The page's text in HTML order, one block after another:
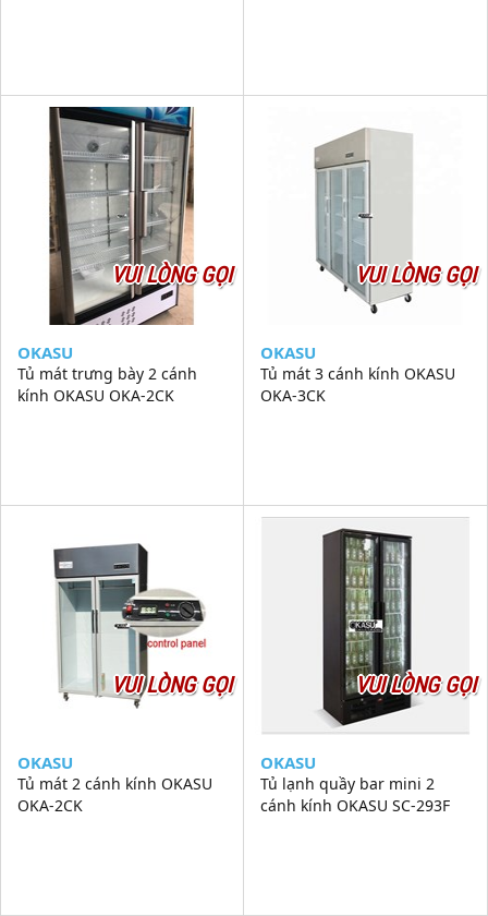
VUI LÒNG GỌI
OKASU
Tủ mát trưng bày 2 cánh
kính OKASU OKA-2CK
VUI LÒNG GỌI
OKASU
Tủ mát 3 cánh kính OKASU
OKA-3CK
VUI LÒNG GỌI
OKASU
Tủ mát 2 cánh kính OKASU
OKA-2CK
VUI LÒNG GỌI
OKASU
Tủ lạnh quầy bar mini 2
cánh kính OKASU SC-293F